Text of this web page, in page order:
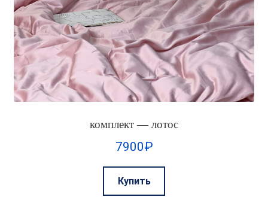
комплект — лотос
7900₽
Купить